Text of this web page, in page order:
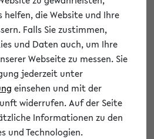
Möglichkeit,
Vielzahl von
Auf diese Weise können
über Ihre privaten und
erhalten.
helfen, die Website und Ihre
Falls Sie zustimmen,
und Daten auch, um Ihre
Webseite zu messen. Sie
jederzeit unter
einsehen und mit der
widerrufen. Auf der Seite
Informationen zu den
und Technologien.